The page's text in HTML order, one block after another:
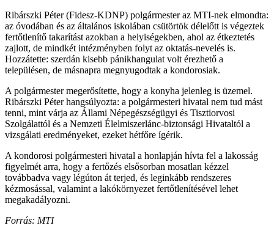
Ribárszki Péter (Fidesz-KDNP) polgármester az MTI-nek elmondta:
az óvodában és az általános iskolában csütörtök délelőtt is végeztek
fertőtlenítő takarítást azokban a helyiségekben, ahol az étkeztetés
zajlott, de mindkét intézményben folyt az oktatás-nevelés is.
Hozzátette: szerdán kisebb pánikhangulat volt érezhető a
településen, de másnapra megnyugodtak a kondorosiak.
A polgármester megerősítette, hogy a konyha jelenleg is üzemel.
Ribárszki Péter hangsúlyozta: a polgármesteri hivatal nem tud mást
tenni, mint várja az Állami Népegészségügyi és Tisztiorvosi
Szolgálattól és a Nemzeti Élelmiszerlánc-biztonsági Hivataltól a
vizsgálati eredményeket, ezeket hétfőre ígérik.
A kondorosi polgármesteri hivatal a honlapján hívta fel a lakosság
figyelmét arra, hogy a fertőzés elsősorban mosatlan kézzel
továbbadva vagy légúton át terjed, és leginkább rendszeres
kézmosással, valamint a lakókörnyezet fertőtlenítésével lehet
megakadályozni.
Forrás: MTI